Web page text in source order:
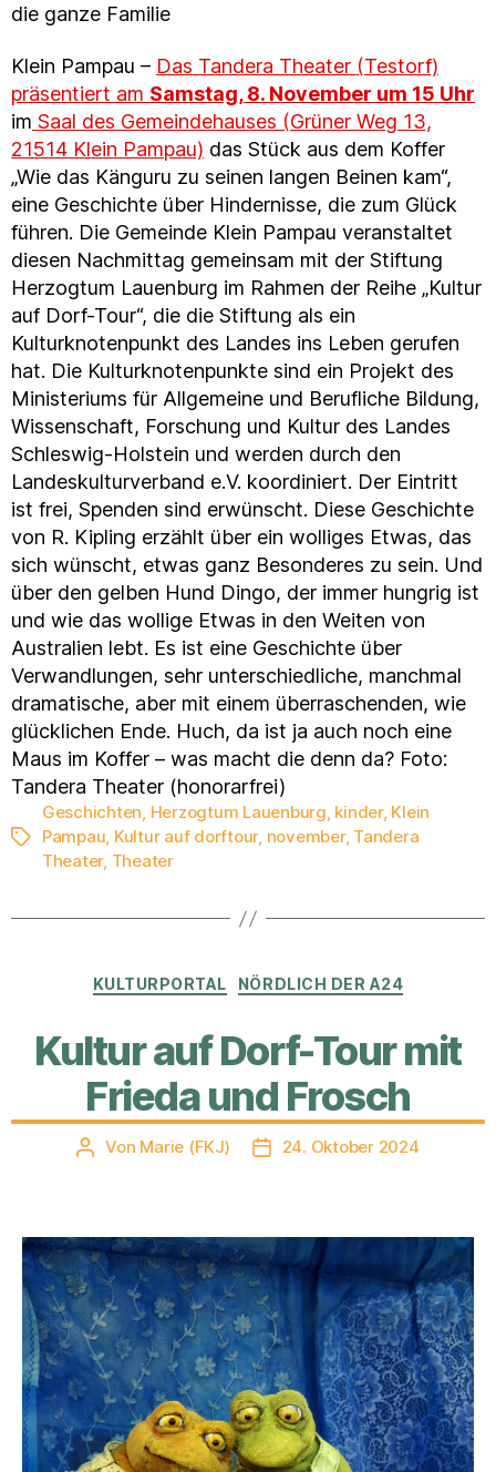
die ganze Familie
Klein Pampau – Das Tandera Theater (Testorf)
präsentiert am Samstag, 8. November um 15 Uhr
im Saal des Gemeindehauses (Grüner Weg 13,
21514 Klein Pampau) das Stück aus dem Koffer
„Wie das Känguru zu seinen langen Beinen kam“,
eine Geschichte über Hindernisse, die zum Glück
führen. Die Gemeinde Klein Pampau veranstaltet
diesen Nachmittag gemeinsam mit der Stiftung
Herzogtum Lauenburg im Rahmen der Reihe „Kultur
auf Dorf-Tour“, die die Stiftung als ein
Kulturknotenpunkt des Landes ins Leben gerufen
hat. Die Kulturknotenpunkte sind ein Projekt des
Ministeriums für Allgemeine und Berufliche Bildung,
Wissenschaft, Forschung und Kultur des Landes
Schleswig-Holstein und werden durch den
Landeskulturverband e.V. koordiniert. Der Eintritt
ist frei, Spenden sind erwünscht. Diese Geschichte
von R. Kipling erzählt über ein wolliges Etwas, das
sich wünscht, etwas ganz Besonderes zu sein. Und
über den gelben Hund Dingo, der immer hungrig ist
und wie das wollige Etwas in den Weiten von
Australien lebt. Es ist eine Geschichte über
Verwandlungen, sehr unterschiedliche, manchmal
dramatische, aber mit einem überraschenden, wie
glücklichen Ende. Huch, da ist ja auch noch eine
Maus im Koffer – was macht die denn da? Foto:
Tandera Theater (honorarfrei)
Schlagwörter
Geschichten, Herzogtum Lauenburg, kinder, Klein
Pampau, Kultur auf dorftour, november, Tandera
Theater, Theater
Kategorien
KULTURPORTAL NÖRDLICH DER A24
Kultur auf Dorf-Tour mit
Frieda und Frosch
Beitragsautor
Von Marie (FKJ) Veröffentlichungsdatum
24. Oktober 2024